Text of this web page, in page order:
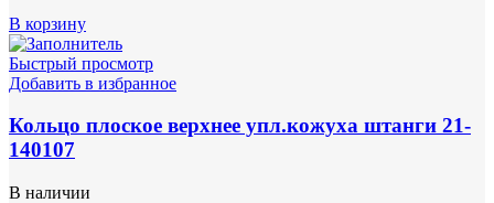
В корзину
Быстрый просмотр
Добавить в избранное
Кольцо плоское верхнее упл.кожуха штанги 21-
140107
В наличии